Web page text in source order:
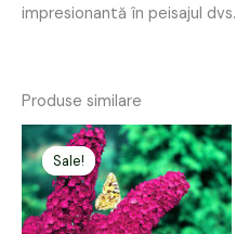
impresionantă în peisajul dvs.
Produse similare
Sale!
Sale!
Prețul
inițial
a
fost:
69,00 lei.
Prețul
curent
este:
49,00 lei.